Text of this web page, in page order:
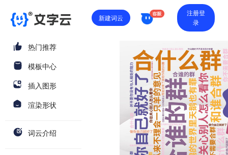
新建词云
注册登
录
热门推荐
模板中心
插入图形
渲染形状
词云介绍